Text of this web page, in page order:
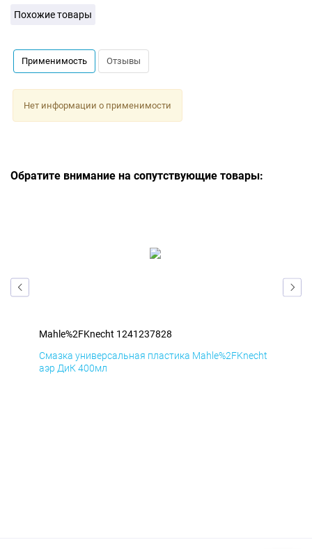
Похожие товары
Применимость Отзывы
Нет информации о применимости
Обратите внимание на сопутствующие товары:
Mahle%2FKnecht 1241237828
Смазка универсальная пластика Mahle%2FKnecht
аэр ДиК 400мл